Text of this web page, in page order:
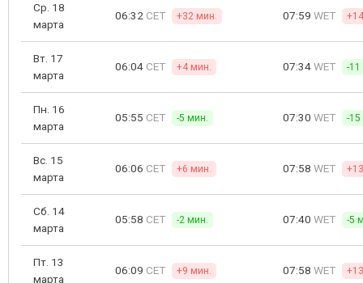
Ср. 18
марта
06:32 CET +32 мин. 07:59 WET
Вт. 17
марта
06:04 CET +4 мин. 07:34WET -
Пн. 16
марта
05:55 CET -5 мин. 07:30 WET -
Вс. 15
марта
06:06 CET +6 мин. 07:58 WET
Сб. 14
марта
05:58 CET -2 мин. 07:40 WET -5
Пт. 13
марта
06:09 CET +9 мин. 07:58 WET